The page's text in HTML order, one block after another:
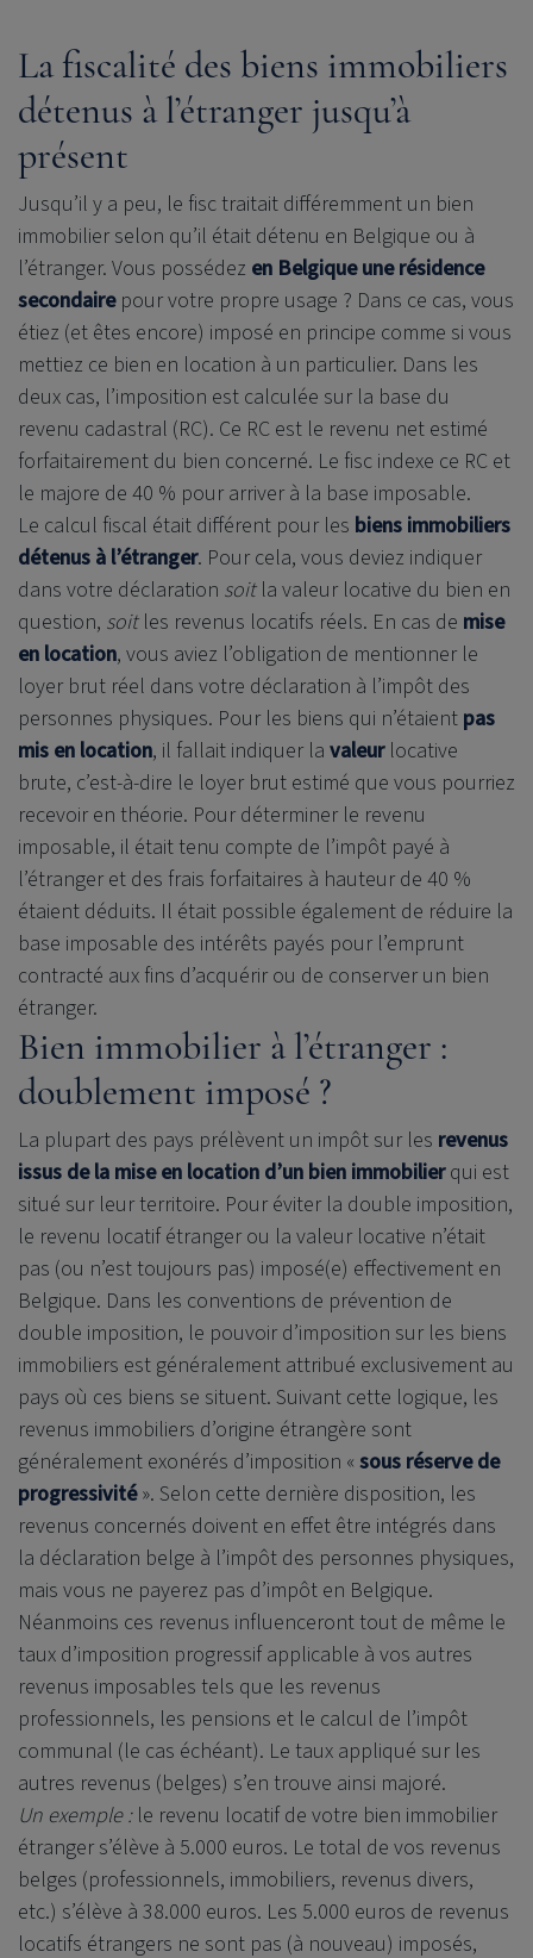
La fiscalité des biens immobiliers
détenus à l’étranger jusqu’à
présent
Jusqu’il y a peu, le fisc traitait différemment un bien
immobilier selon qu’il était détenu en Belgique ou à
l’étranger. Vous possédez en Belgique une résidence
secondaire pour votre propre usage ? Dans ce cas, vous
étiez (et êtes encore) imposé en principe comme si vous
mettiez ce bien en location à un particulier. Dans les
deux cas, l’imposition est calculée sur la base du
revenu cadastral (RC). Ce RC est le revenu net estimé
forfaitairement du bien concerné. Le fisc indexe ce RC et
le majore de 40 % pour arriver à la base imposable.
Le calcul fiscal était différent pour les biens immobiliers
détenus à l’étranger. Pour cela, vous deviez indiquer
dans votre déclaration soit la valeur locative du bien en
question, soit les revenus locatifs réels. En cas de mise
en location, vous aviez l’obligation de mentionner le
loyer brut réel dans votre déclaration à l’impôt des
personnes physiques. Pour les biens qui n’étaient pas
mis en location, il fallait indiquer la valeur locative
brute, c’est-à-dire le loyer brut estimé que vous pourriez
recevoir en théorie. Pour déterminer le revenu
imposable, il était tenu compte de l’impôt payé à
l’étranger et des frais forfaitaires à hauteur de 40 %
étaient déduits. Il était possible également de réduire la
base imposable des intérêts payés pour l’emprunt
contracté aux fins d’acquérir ou de conserver un bien
étranger.
Bien immobilier à l’étranger :
doublement imposé ?
La plupart des pays prélèvent un impôt sur les revenus
issus de la mise en location d’un bien immobilier qui est
situé sur leur territoire. Pour éviter la double imposition,
le revenu locatif étranger ou la valeur locative n’était
pas (ou n’est toujours pas) imposé(e) effectivement en
Belgique. Dans les conventions de prévention de
double imposition, le pouvoir d’imposition sur les biens
immobiliers est généralement attribué exclusivement au
pays où ces biens se situent. Suivant cette logique, les
revenus immobiliers d’origine étrangère sont
généralement exonérés d’imposition « sous réserve de
progressivité ». Selon cette dernière disposition, les
revenus concernés doivent en effet être intégrés dans
la déclaration belge à l’impôt des personnes physiques,
mais vous ne payerez pas d’impôt en Belgique.
Néanmoins ces revenus influenceront tout de même le
taux d’imposition progressif applicable à vos autres
revenus imposables tels que les revenus
professionnels, les pensions et le calcul de l’impôt
communal (le cas échéant). Le taux appliqué sur les
autres revenus (belges) s’en trouve ainsi majoré.
Un exemple : le revenu locatif de votre bien immobilier
étranger s’élève à 5.000 euros. Le total de vos revenus
belges (professionnels, immobiliers, revenus divers,
etc.) s’élève à 38.000 euros. Les 5.000 euros de revenus
locatifs étrangers ne sont pas (à nouveau) imposés,